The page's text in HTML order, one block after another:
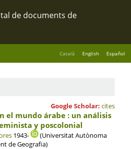
Català English Español
Google Scholar: cites
el mundo árabe : un análisis
y poscolonial
1943-
(Universitat Autònoma
de Geografia)